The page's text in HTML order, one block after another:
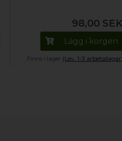
98,00 SEK
Lägg i korgen
Finns i lager (Lev. 1-3 arbetsdagar)